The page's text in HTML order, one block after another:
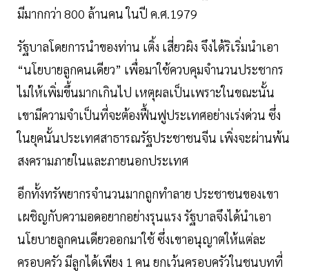
มีมากกว่า 800 ล้านคน ในปี ค.ศ.1979
รัฐบาลโดยการนำของท่าน เติ้ง เสี่ยวผิง จึงได้ริเริ่มนำเอา
“นโยบายลูกคนเดียว” เพื่อมาใช้ควบคุมจำนวนประชากร
ไม่ให้เพิ่มขึ้นมากเกินไป เหตุผลเป็นเพราะในขณะนั้น
เขามีความจำเป็นที่จะต้องฟื้นฟูประเทศอย่างเร่งด่วน ซึ่ง
ในยุคนั้นประเทศสาธารณรัฐประชาชนจีน เพิ่งจะผ่านพ้น
สงครามภายในและภายนอกประเทศ
อีกทั้งทรัพยากรจำนวนมากถูกทำลาย ประชาชนของเขา
เผชิญกับความอดอยากอย่างรุนแรง รัฐบาลจึงได้นำเอา
นโยบายลูกคนเดียวออกมาใช้ ซึ่งเขาอนุญาตให้แต่ละ
ครอบครัว มีลูกได้เพียง 1 คน ยกเว้นครอบครัวในชนบทที่